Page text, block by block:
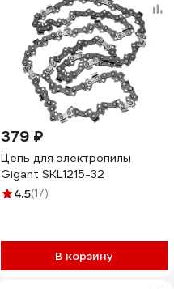
379 ₽
Цепь для электропилы
Gigant SKL1215-32
4.5(17)
В корзину